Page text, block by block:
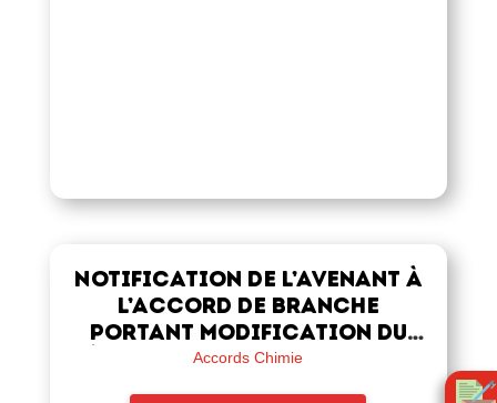
Notification de l’avenant à
l’accord de branche
portant modification du
régime conventionnel frais
Accords Chimie